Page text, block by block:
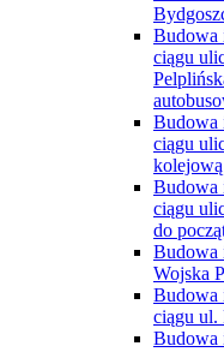
Budowa
ciągu
Budowa
ciągu
Budowa
ciągu
do
Budowa
Wojska
Budowa
ciągu ul.
Budowa